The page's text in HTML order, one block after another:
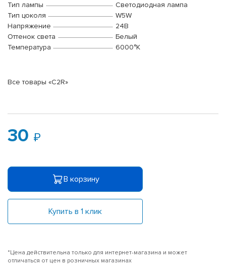
Тип лампы
Светодиодная лампа
Тип цоколя
W5W
Напряжение
24В
Оттенок света
Белый
Температура
6000°K
Все товары «C2R»
30
В корзину
Купить в 1 клик
*Цена действительна только для интернет-магазина и может
отличаться от цен в розничных магазинах